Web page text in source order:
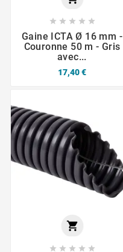
    
Gaine ICTA Ø 16 mm -
Couronne 50 m - Gris
avec...
17,40 €

    